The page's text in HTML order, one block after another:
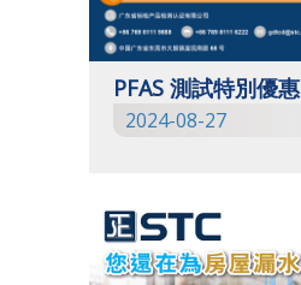
PFAS 測試特別優惠
2024-08-27